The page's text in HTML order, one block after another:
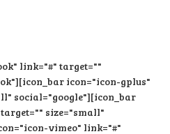
link="#" target=""
icon="icon-gplus"
social="google"][icon_bar
size="small"
vimeo" link="#"